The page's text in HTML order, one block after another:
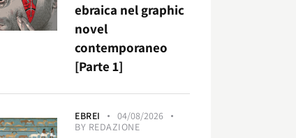
ebraica nel graphic
novel
contemporaneo
[Parte 1]
EBREI
04/08/2026
BY REDAZIONE